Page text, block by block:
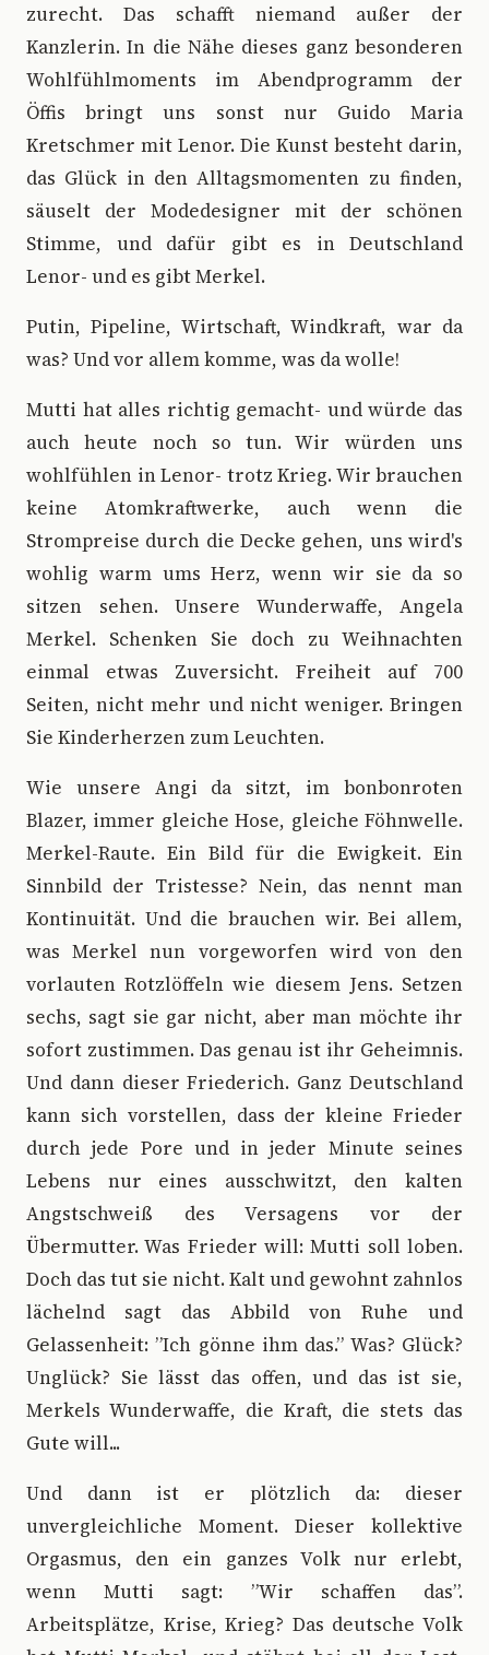
zurecht. Das schafft niemand außer der
Kanzlerin. In die Nähe dieses ganz besonderen
Wohlfühlmoments im Abendprogramm der
Öffis bringt uns sonst nur Guido Maria
Kretschmer mit Lenor. Die Kunst besteht darin,
das Glück in den Alltagsmomenten zu finden,
säuselt der Modedesigner mit der schönen
Stimme, und dafür gibt es in Deutschland
Lenor- und es gibt Merkel.
Putin, Pipeline, Wirtschaft, Windkraft, war da
was? Und vor allem komme, was da wolle!
Mutti hat alles richtig gemacht- und würde das
auch heute noch so tun. Wir würden uns
wohlfühlen in Lenor- trotz Krieg. Wir brauchen
keine Atomkraftwerke, auch wenn die
Strompreise durch die Decke gehen, uns wird's
wohlig warm ums Herz, wenn wir sie da so
sitzen sehen. Unsere Wunderwaffe, Angela
Merkel. Schenken Sie doch zu Weihnachten
einmal etwas Zuversicht. Freiheit auf 700
Seiten, nicht mehr und nicht weniger. Bringen
Sie Kinderherzen zum Leuchten.
Wie unsere Angi da sitzt, im bonbonroten
Blazer, immer gleiche Hose, gleiche Föhnwelle.
Merkel-Raute. Ein Bild für die Ewigkeit. Ein
Sinnbild der Tristesse? Nein, das nennt man
Kontinuität. Und die brauchen wir. Bei allem,
was Merkel nun vorgeworfen wird von den
vorlauten Rotzlöffeln wie diesem Jens. Setzen
sechs, sagt sie gar nicht, aber man möchte ihr
sofort zustimmen. Das genau ist ihr Geheimnis.
Und dann dieser Friederich. Ganz Deutschland
kann sich vorstellen, dass der kleine Frieder
durch jede Pore und in jeder Minute seines
Lebens nur eines ausschwitzt, den kalten
Angstschweiß des Versagens vor der
Übermutter. Was Frieder will: Mutti soll loben.
Doch das tut sie nicht. Kalt und gewohnt zahnlos
lächelnd sagt das Abbild von Ruhe und
Gelassenheit: ”Ich gönne ihm das.” Was? Glück?
Unglück? Sie lässt das offen, und das ist sie,
Merkels Wunderwaffe, die Kraft, die stets das
Gute will...
Und dann ist er plötzlich da: dieser
unvergleichliche Moment. Dieser kollektive
Orgasmus, den ein ganzes Volk nur erlebt,
wenn Mutti sagt: ”Wir schaffen das”.
Arbeitsplätze, Krise, Krieg? Das deutsche Volk